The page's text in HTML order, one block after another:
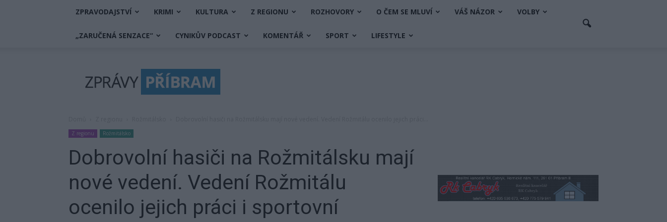
ZPRAVODAJSTVÍ KRIMI KULTURA Z REGIONU ROZHOVORY O ČEM SE MLUVÍ VÁŠ NÁZOR VOLBY
„ZARUČENÁ SENZACE“ CYNIKŮV PODCAST KOMENTÁŘ SPORT LIFESTYLE
Příbram
Z regionu Rožmitálsko
Dobrovolní hasiči na Rožmitálsku mají
nové vedení. Vedení Rožmitálu
ocenilo jejich práci i sportovní